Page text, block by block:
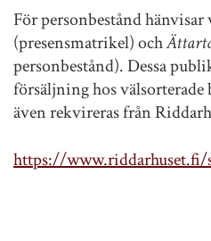
För personbestånd
(presensmatrikel) och
personbestånd). Dessa
försäljning hos välsorterade
även rekvireras från
https://